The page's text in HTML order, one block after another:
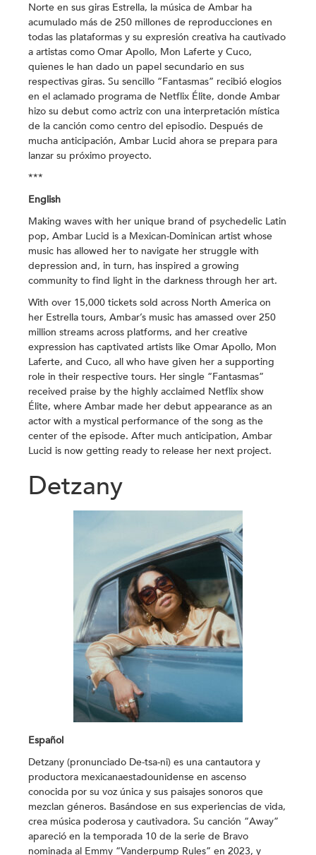
Norte en sus giras Estrella, la música de Ambar ha
acumulado más de 250 millones de reproducciones en
todas las plataformas y su expresión creativa ha cautivado
a artistas como Omar Apollo, Mon Laferte y Cuco,
quienes le han dado un papel secundario en sus
respectivas giras. Su sencillo “Fantasmas” recibió elogios
en el aclamado programa de Netflix Élite, donde Ambar
hizo su debut como actriz con una interpretación mística
de la canción como centro del episodio. Después de
mucha anticipación, Ambar Lucid ahora se prepara para
lanzar su próximo proyecto.
***
English
Making waves with her unique brand of psychedelic Latin
pop, Ambar Lucid is a Mexican-Dominican artist whose
music has allowed her to navigate her struggle with
depression and, in turn, has inspired a growing
community to find light in the darkness through her art.
With over 15,000 tickets sold across North America on
her Estrella tours, Ambar’s music has amassed over 250
million streams across platforms, and her creative
expression has captivated artists like Omar Apollo, Mon
Laferte, and Cuco, all who have given her a supporting
role in their respective tours. Her single “Fantasmas”
received praise by the highly acclaimed Netflix show
Élite, where Ambar made her debut appearance as an
actor with a mystical performance of the song as the
center of the episode. After much anticipation, Ambar
Lucid is now getting ready to release her next project.
Detzany
Español
Detzany (pronunciado De-tsa-ni) es una cantautora y
productora mexicanaestadounidense en ascenso
conocida por su voz única y sus paisajes sonoros que
mezclan géneros. Basándose en sus experiencias de vida,
crea música poderosa y cautivadora. Su canción “Away”
apareció en la temporada 10 de la serie de Bravo
nominada al Emmy “Vanderpump Rules” en 2023, y